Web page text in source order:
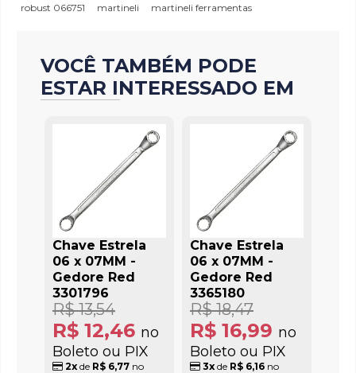
robust 066751 martineli martineli ferramentas
VOCÊ TAMBÉM PODE
ESTAR INTERESSADO EM
Chave Estrela
06 x 07MM -
Gedore Red
3301796
R$ 12,46 no
Boleto ou PIX
R$ 13,54
2x de R$ 6,77 no
Chave Estrela
06 x 07MM -
Gedore Red
3365180
R$ 16,99 no
Boleto ou PIX
R$ 18,47
3xde R$ 6,16no